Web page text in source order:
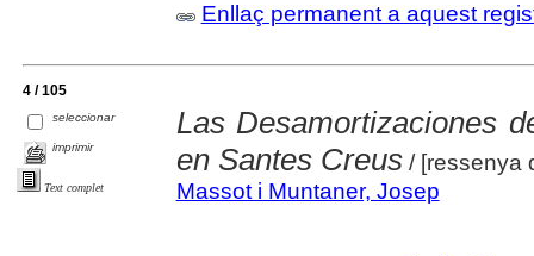
Enllaç permanent a aquest
4 / 105
seleccionar
imprimir
Text complet
Las Desamortizaciones
en Santes Creus/ [ressenya
Massot i Muntaner, Josep